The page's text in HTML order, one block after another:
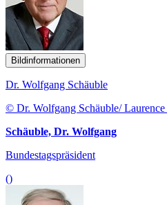
Bildinformationen
Dr. Wolfgang Schäuble
© Dr. Wolfgang Schäuble/ Laurence
Schäuble, Dr. Wolfgang
Bundestagspräsident
()